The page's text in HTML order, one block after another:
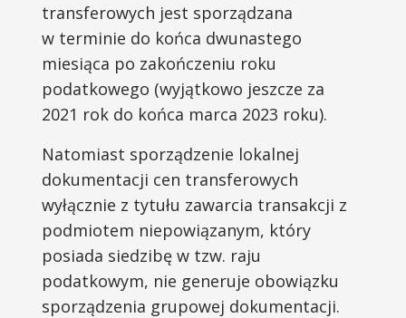
transferowych jest sporządzana
w terminie do końca dwunastego
miesiąca po zakończeniu roku
podatkowego (wyjątkowo jeszcze za
2021 rok do końca marca 2023 roku).
Natomiast sporządzenie lokalnej
dokumentacji cen transferowych
wyłącznie z tytułu zawarcia transakcji z
podmiotem niepowiązanym, który
posiada siedzibę w tzw. raju
podatkowym, nie generuje obowiązku
sporządzenia grupowej dokumentacji.